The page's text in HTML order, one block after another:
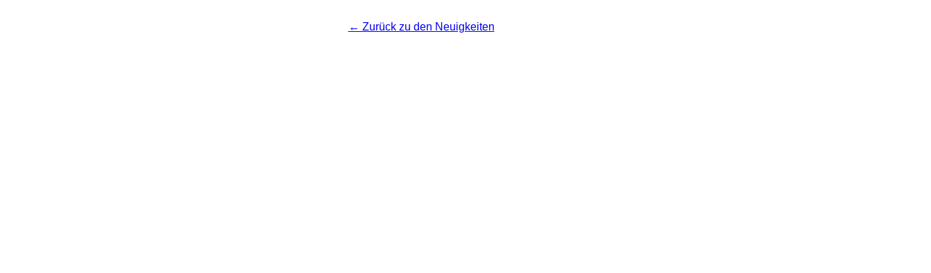
← Zurück zu den Neuigkeiten